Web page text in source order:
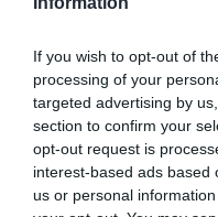
If you wish to opt-out of
processing of your
targeted advertising by
section to confirm your
opt-out request is
interest-based ads based
us or personal
carnet international de
Il était indispensable
(exemple en ce qui
des vaccins